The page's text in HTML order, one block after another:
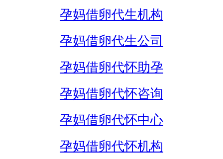
孕妈借卵代生机构
孕妈借卵代生公司
孕妈借卵代怀助孕
孕妈借卵代怀咨询
孕妈借卵代怀中心
孕妈借卵代怀机构